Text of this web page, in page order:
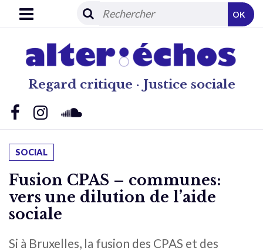
Regard critique · Justice sociale
OK
SOCIAL
Fusion CPAS – communes:
vers une dilution de l’aide
sociale
Si à Bruxelles, la fusion des CPAS et des